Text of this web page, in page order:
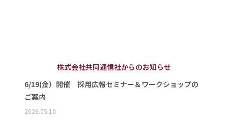
株式会社共同通信社からのお知らせ
6/19(金）開催 採用広報セミナー＆ワークショップの
ご案内
2026.05.10